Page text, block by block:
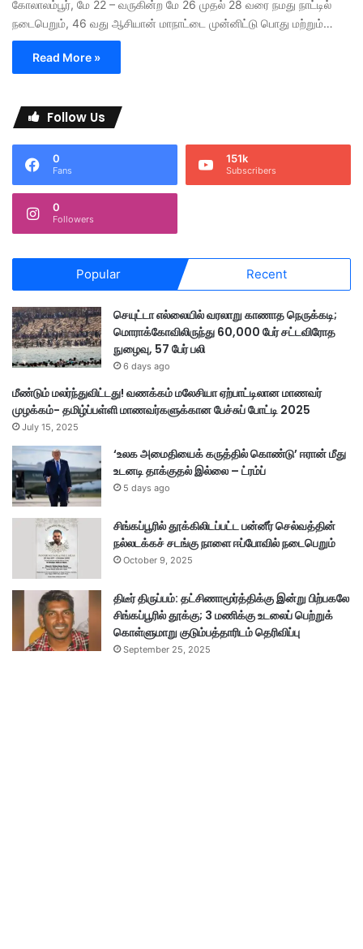
கோலாலம்பூர், மே 22 – வருகின்ற மே 26 முதல் 28 வரை நமது நாட்டில்
நடைபெறும், 46 வது ஆசியான் மாநாட்டை முன்னிட்டு பொது மற்றும்…
Read More »
Follow Us
0
Fans
151k
Subscribers
0
Followers
Popular Recent
செயுட்டா எல்லையில் வரலாறு காணாத நெருக்கடி;
மொராக்கோவிலிருந்து 60,000 பேர் சட்டவிரோத
நுழைவு, 57 பேர் பலி
6 days ago
மீண்டும் மலர்ந்துவிட்டது! வணக்கம் மலேசியா ஏற்பாட்டிலான மாணவர்
முழக்கம்- தமிழ்ப்பள்ளி மாணவர்களுக்கான பேச்சுப் போட்டி 2025
July 15, 2025
‘உலக அமைதியைக் கருத்தில் கொண்டு’ ஈரான் மீது
உடனடி தாக்குதல் இல்லை – ட்ரம்ப்
5 days ago
சிங்கப்பூரில் தூக்கிலிடப்பட்ட பன்னீர் செல்வத்தின்
நல்லடக்கச் சடங்கு நாளை ஈப்போவில் நடைபெறும்
October 9, 2025
திடீர் திருப்பம்: தட்சிணாமூர்த்திக்கு இன்று பிற்பகலே
சிங்கப்பூரில் தூக்கு; 3 மணிக்கு உடலைப் பெற்றுக்
கொள்ளுமாறு குடும்பத்தாரிடம் தெரிவிப்பு
September 25, 2025